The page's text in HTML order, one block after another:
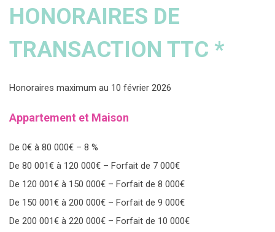
HONORAIRES DE
TRANSACTION TTC *
Honoraires maximum au 10 février 2026
Appartement et Maison
De 0€ à 80 000€ – 8 %
De 80 001€ à 120 000€ – Forfait de 7 000€
De 120 001€ à 150 000€ – Forfait de 8 000€
De 150 001€ à 200 000€ – Forfait de 9 000€
De 200 001€ à 220 000€ – Forfait de 10 000€